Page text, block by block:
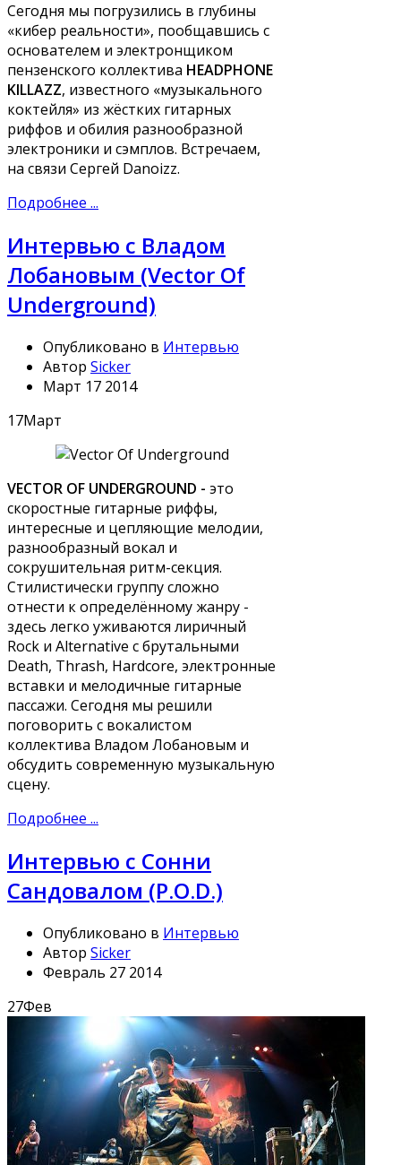
Сегодня мы погрузились в глубины
«кибер реальности», пообщавшись с
основателем и электронщиком
пензенского коллектива HEADPHONE
KILLAZZ, известного «музыкального
коктейля» из жёстких гитарных
риффов и обилия разнообразной
электроники и сэмплов. Встречаем,
на связи Сергей Danoizz.
Подробнее ...
Интервью с Владом
Лобановым (Vector Of
Underground)
Опубликовано в Интервью
Автор Sicker
Март 17 2014
17Март
VECTOR OF UNDERGROUND - это
скоростные гитарные риффы,
интересные и цепляющие мелодии,
разнообразный вокал и
сокрушительная ритм-секция.
Стилистически группу сложно
отнести к определённому жанру -
здесь легко уживаются лиричный
Rock и Alternative c брутальными
Death, Thrash, Hardcore, электронные
вставки и мелодичные гитарные
пассажи. Сегодня мы решили
поговорить с вокалистом
коллектива Владом Лобановым и
обсудить современную музыкальную
сцену.
Подробнее ...
Интервью с Сонни
Сандовалом (P.O.D.)
Опубликовано в Интервью
Автор Sicker
Февраль 27 2014
27Фев